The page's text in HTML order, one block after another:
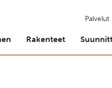
Palvelut
Rakenteet